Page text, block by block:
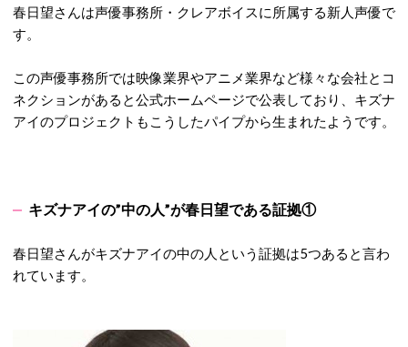
春日望さんは声優事務所・クレアボイスに所属する新人声優で
す。
この声優事務所では映像業界やアニメ業界など様々な会社とコ
ネクションがあると公式ホームページで公表しており、キズナ
アイのプロジェクトもこうしたパイプから生まれたようです。
キズナアイの”中の人”が春日望である証拠①
春日望さんがキズナアイの中の人という証拠は5つあると言わ
れています。